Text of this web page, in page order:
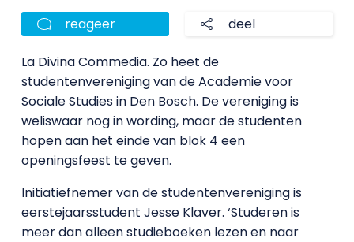
reageer deel
La Divina Commedia. Zo heet de
studentenvereniging van de Academie voor
Sociale Studies in Den Bosch. De vereniging is
weliswaar nog in wording, maar de studenten
hopen aan het einde van blok 4 een
openingsfeest te geven.
Initiatiefnemer van de studentenvereniging is
eerstejaarsstudent Jesse Klaver. ‘Studeren is
meer dan alleen studieboeken lezen en naar